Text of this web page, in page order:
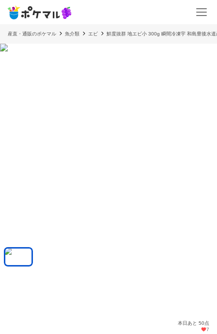
産直・通販のポケマル 魚介類 エビ 鮮度抜群 地エビ小 300g 瞬間冷凍宇 和島豊後水
本日あと 50点
7